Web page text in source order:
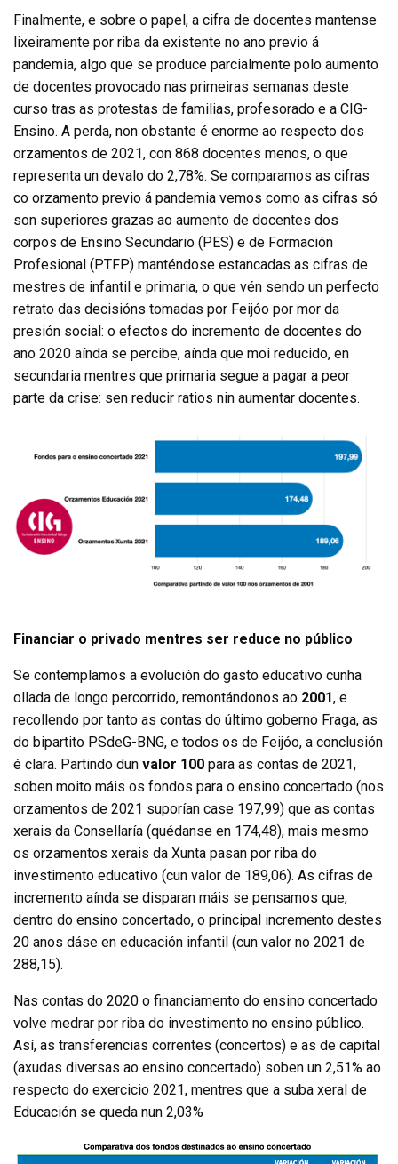
Finalmente, e sobre o papel, a cifra de docentes mantense
lixeiramente por riba da existente no ano previo á
pandemia, algo que se produce parcialmente polo aumento
de docentes provocado nas primeiras semanas deste
curso tras as protestas de familias, profesorado e a CIG-
Ensino. A perda, non obstante é enorme ao respecto dos
orzamentos de 2021, con 868 docentes menos, o que
representa un devalo do 2,78%. Se comparamos as cifras
co orzamento previo á pandemia vemos como as cifras só
son superiores grazas ao aumento de docentes dos
corpos de Ensino Secundario (PES) e de Formación
Profesional (PTFP) manténdose estancadas as cifras de
mestres de infantil e primaria, o que vén sendo un perfecto
retrato das decisións tomadas por Feijóo por mor da
presión social: o efectos do incremento de docentes do
ano 2020 aínda se percibe, aínda que moi reducido, en
secundaria mentres que primaria segue a pagar a peor
parte da crise: sen reducir ratios nin aumentar docentes.
Financiar o privado mentres ser reduce no público
Se contemplamos a evolución do gasto educativo cunha
ollada de longo percorrido, remontándonos ao 2001, e
recollendo por tanto as contas do último goberno Fraga, as
do bipartito PSdeG-BNG, e todos os de Feijóo, a conclusión
é clara. Partindo dun valor 100 para as contas de 2021,
soben moito máis os fondos para o ensino concertado (nos
orzamentos de 2021 suporían case 197,99) que as contas
xerais da Consellaría (quédanse en 174,48), mais mesmo
os orzamentos xerais da Xunta pasan por riba do
investimento educativo (cun valor de 189,06). As cifras de
incremento aínda se disparan máis se pensamos que,
dentro do ensino concertado, o principal incremento destes
20 anos dáse en educación infantil (cun valor no 2021 de
288,15).
Nas contas do 2020 o financiamento do ensino concertado
volve medrar por riba do investimento no ensino público.
Así, as transferencias correntes (concertos) e as de capital
(axudas diversas ao ensino concertado) soben un 2,51% ao
respecto do exercicio 2021, mentres que a suba xeral de
Educación se queda nun 2,03%